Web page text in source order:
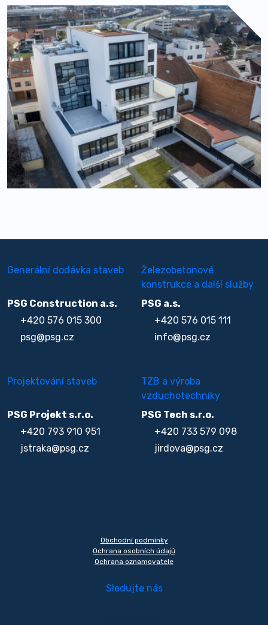
Generální dodávka staveb
PSG Construction a.s.
+420 576 015 300
psg@psg.cz
Železobetonové
konstrukce a další služby
PSG a.s.
+420 576 015 111
info@psg.cz
Projektování staveb
PSG Projekt s.r.o.
+420 793 910 951
jstraka@psg.cz
TZB a výroba
vzduchotechniky
PSG Tech s.r.o.
+420 733 579 098
jirdova@psg.cz
Obchodní podmínky
Ochrana osobních údajů
Ochrana oznamovatele
Sledujte nás